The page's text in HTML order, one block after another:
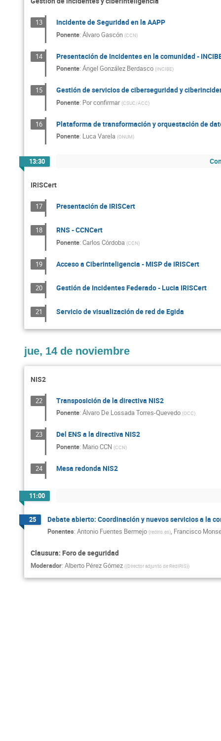
13 Incidente de Seguridad en la AAPP
Ponente: Álvaro Gascón (CCN)
14 Presentación de Incidentes en la comunidad -
Ponente: Ángel González Berdasco (INCIBE)
15 Gestión de servicios de ciberseguridad y
Ponente: Por confirmar (CSUC/ACC)
16 Plataforma de transformación y orquestación de
Ponente: Luca Varela (ONUM)
13:30
IRISCert
17 Presentación de IRISCert
18 RNS - CCNCert
Ponente: Carlos Córdoba (CCN)
19 Acceso a Ciberinteligencia - MISP de IRISCert
20 Gestión de Incidentes Federado - Lucia IRISCert
21 Servicio de visualización de red de Egida
jue, 14 de noviembre
NIS2
22 Transposición de la directiva NIS2
Ponente: Álvaro De Lossada Torres-Quevedo (OCC)
23 Del ENS a la directiva NIS2
Ponente: Mario CCN (CCN)
24 Mesa redonda NIS2
11:00
25 Debate abierto: Coordinación y nuevos servicios a la
Ponentes: Antonio Fuentes Bermejo (rediris.es), Francisco
Clausura: Foro de seguridad
Moderador: Alberto Pérez Gómez ((Director adjunto de RedIRIS))